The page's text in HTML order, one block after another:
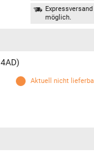
Expressversand
möglich.
Aktuell nicht